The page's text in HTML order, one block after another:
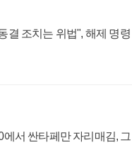
결 조치는 위법", 해제 명령
서 싼타페만 자리매김, 그